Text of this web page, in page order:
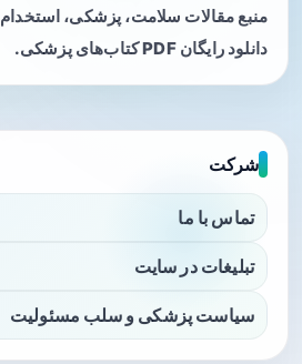
منبع مقالات سلامت، پزشکی،
دانلود رایگان PDF کتاب‌های پزشکی.
شرکت
تماس با ما
تبلیغات در سایت
سیاست پزشکی و سلب مسئولیت